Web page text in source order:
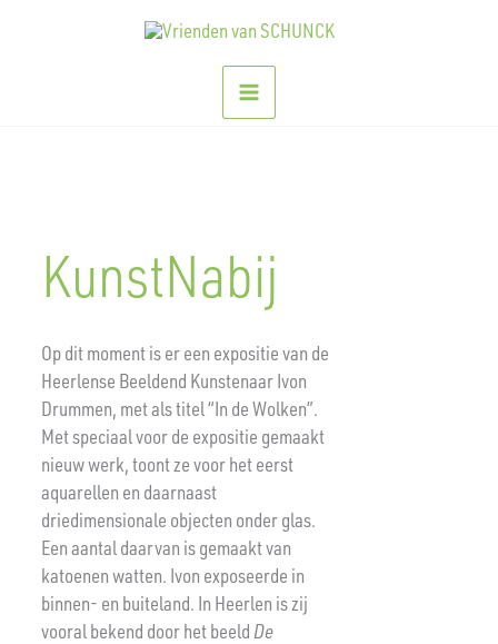
KunstNabij
Op dit moment is er een expositie van de
Heerlense Beeldend Kunstenaar Ivon
Drummen, met als titel “In de Wolken”.
Met speciaal voor de expositie gemaakt
nieuw werk, toont ze voor het eerst
aquarellen en daarnaast
driedimensionale objecten onder glas.
Een aantal daarvan is gemaakt van
katoenen watten. Ivon exposeerde in
binnen- en buiteland. In Heerlen is zij
vooral bekend door het beeld De